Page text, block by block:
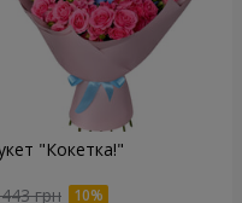
"Кокетка!"
грн